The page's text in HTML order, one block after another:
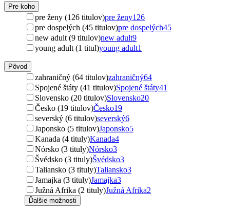
Pre koho
pre ženy (126 titulov)pre ženy126
pre dospelých (45 titulov)pre dospelých45
new adult (9 titulov)new adult9
young adult (1 titul)young adult1
Pôvod
zahraničný (64 titulov)zahraničný64
Spojené štáty (41 titulov)Spojené štáty41
Slovensko (20 titulov)Slovensko20
Česko (19 titulov)Česko19
severský (6 titulov)severský6
Japonsko (5 titulov)Japonsko5
Kanada (4 tituly)Kanada4
Nórsko (3 tituly)Nórsko3
Švédsko (3 tituly)Švédsko3
Taliansko (3 tituly)Taliansko3
Jamajka (3 tituly)Jamajka3
Južná Afrika (2 tituly)Južná Afrika2
Ďalšie možnosti